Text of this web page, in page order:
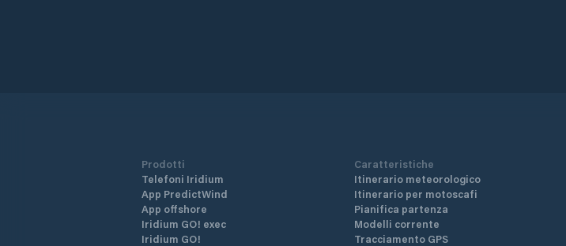
Prodotti
Telefoni Iridium
App PredictWind
App offshore
Iridium GO! exec
Iridium GO!
Caratteristiche
Itinerario meteorologico
Itinerario per motoscafi
Pianifica partenza
Modelli corrente
Tracciamento GPS